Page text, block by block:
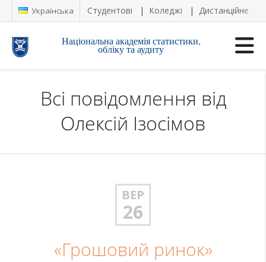
Українська Студентові Коледжі Дистанційне
Національна академія статистики,
обліку та аудиту
Всі повідомлення від
Олексій Ізосімов
ВЕР
26
«Грошовий ринок»